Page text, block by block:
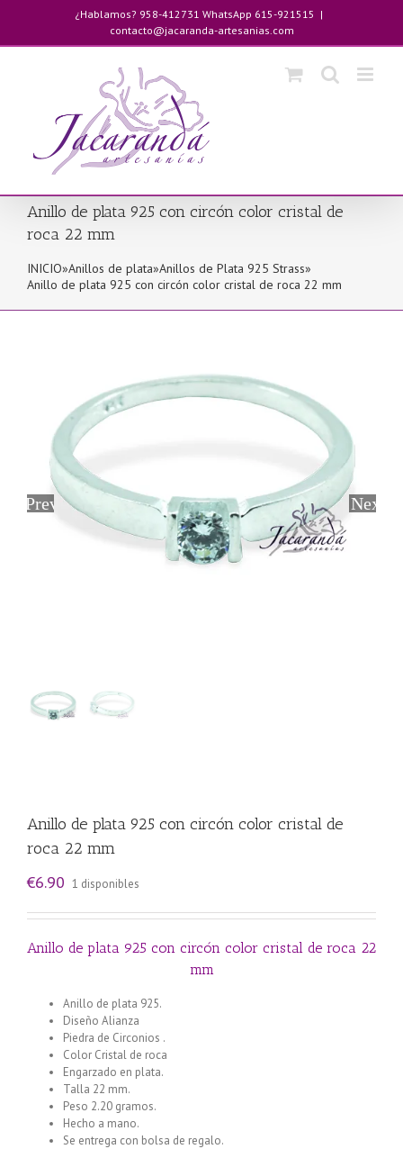
contenido
¿Hablamos? 958-412731 WhatsApp 615-921515 |
contacto@jacaranda-artesanias.com
Anillo de plata 925 con circón color cristal de
roca 22 mm
INICIO»Anillos de plata»Anillos de Plata 925 Strass»
Anillo de plata 925 con circón color cristal de roca 22 mm
Previous Next
Anillo de plata 925 con circón color cristal de
roca 22 mm
€6.90 1 disponibles
Anillo de plata 925 con circón color cristal de roca 22
mm
Anillo de plata 925.
Diseño Alianza
Piedra de Circonios .
Color Cristal de roca
Engarzado en plata.
Talla 22 mm.
Peso 2.20 gramos.
Hecho a mano.
Se entrega con bolsa de regalo.